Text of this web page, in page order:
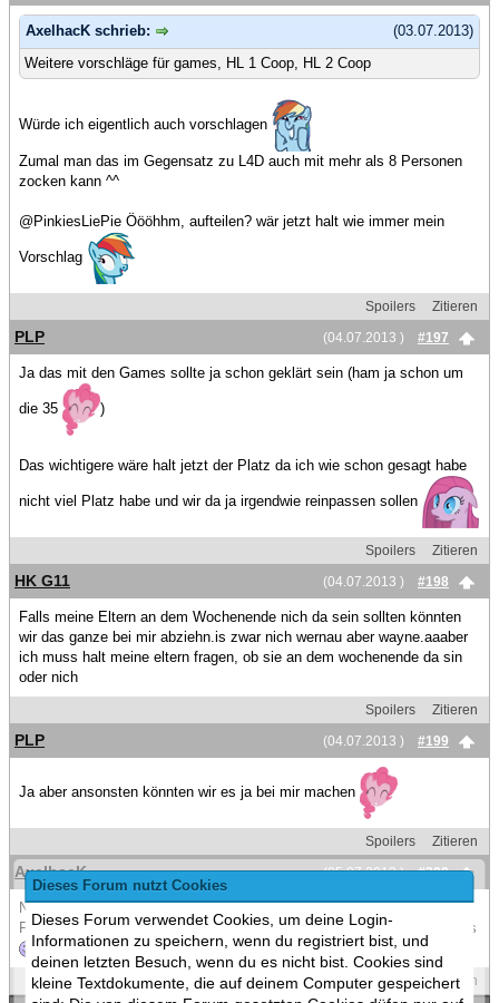
Dieses Forum nutzt Cookies
Dieses Forum verwendet Cookies, um deine Login-
Informationen zu speichern, wenn du registriert bist, und
deinen letzten Besuch, wenn du es nicht bist. Cookies sind
kleine Textdokumente, die auf deinem Computer gespeichert
(03.07.2013)
AxelhacK schrieb:
Weitere vorschläge für games, HL 1 Coop, HL 2 Coop
Würde ich eigentlich auch vorschlagen
Zumal man das im Gegensatz zu L4D auch mit mehr als 8 Personen
zocken kann ^^
@PinkiesLiePie Öööhhm, aufteilen? wär jetzt halt wie immer mein
Vorschlag
Spoilers
Zitieren
(04.07.2013 )
#197
PLP
Ja das mit den Games sollte ja schon geklärt sein (ham ja schon um
die 35 )
Das wichtigere wäre halt jetzt der Platz da ich wie schon gesagt habe
nicht viel Platz habe und wir da ja irgendwie reinpassen sollen
Spoilers
Zitieren
(04.07.2013 )
#198
HK G11
Falls meine Eltern an dem Wochenende nich da sein sollten könnten
wir das ganze bei mir abziehn.is zwar nich wernau aber wayne.aaaber
ich muss halt meine eltern fragen, ob sie an dem wochenende da sin
oder nich
Spoilers
Zitieren
(04.07.2013 )
#199
PLP
Ja aber ansonsten könnten wir es ja bei mir machen
Spoilers
Zitieren
(05.07.2013 )
#200
AxelhacK
Nice! Danke Jungs für die Vorschläge
Für Soft & allgemein Games könnt ihr euch an mich wenden. Hab alles
Spoilers Zitieren